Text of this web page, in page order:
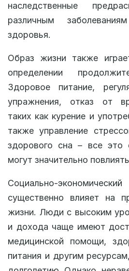
наследственные
различным
здоровья.
Образ жизни также
определении
Здоровое питание,
упражнения, отказ от
таких как курение и
также управление
здорового сна – все это
могут значительно
Социально-
существенно влияет на
жизни. Люди с высоким
и дохода чаще имеют
медицинской помощи,
питания и другим